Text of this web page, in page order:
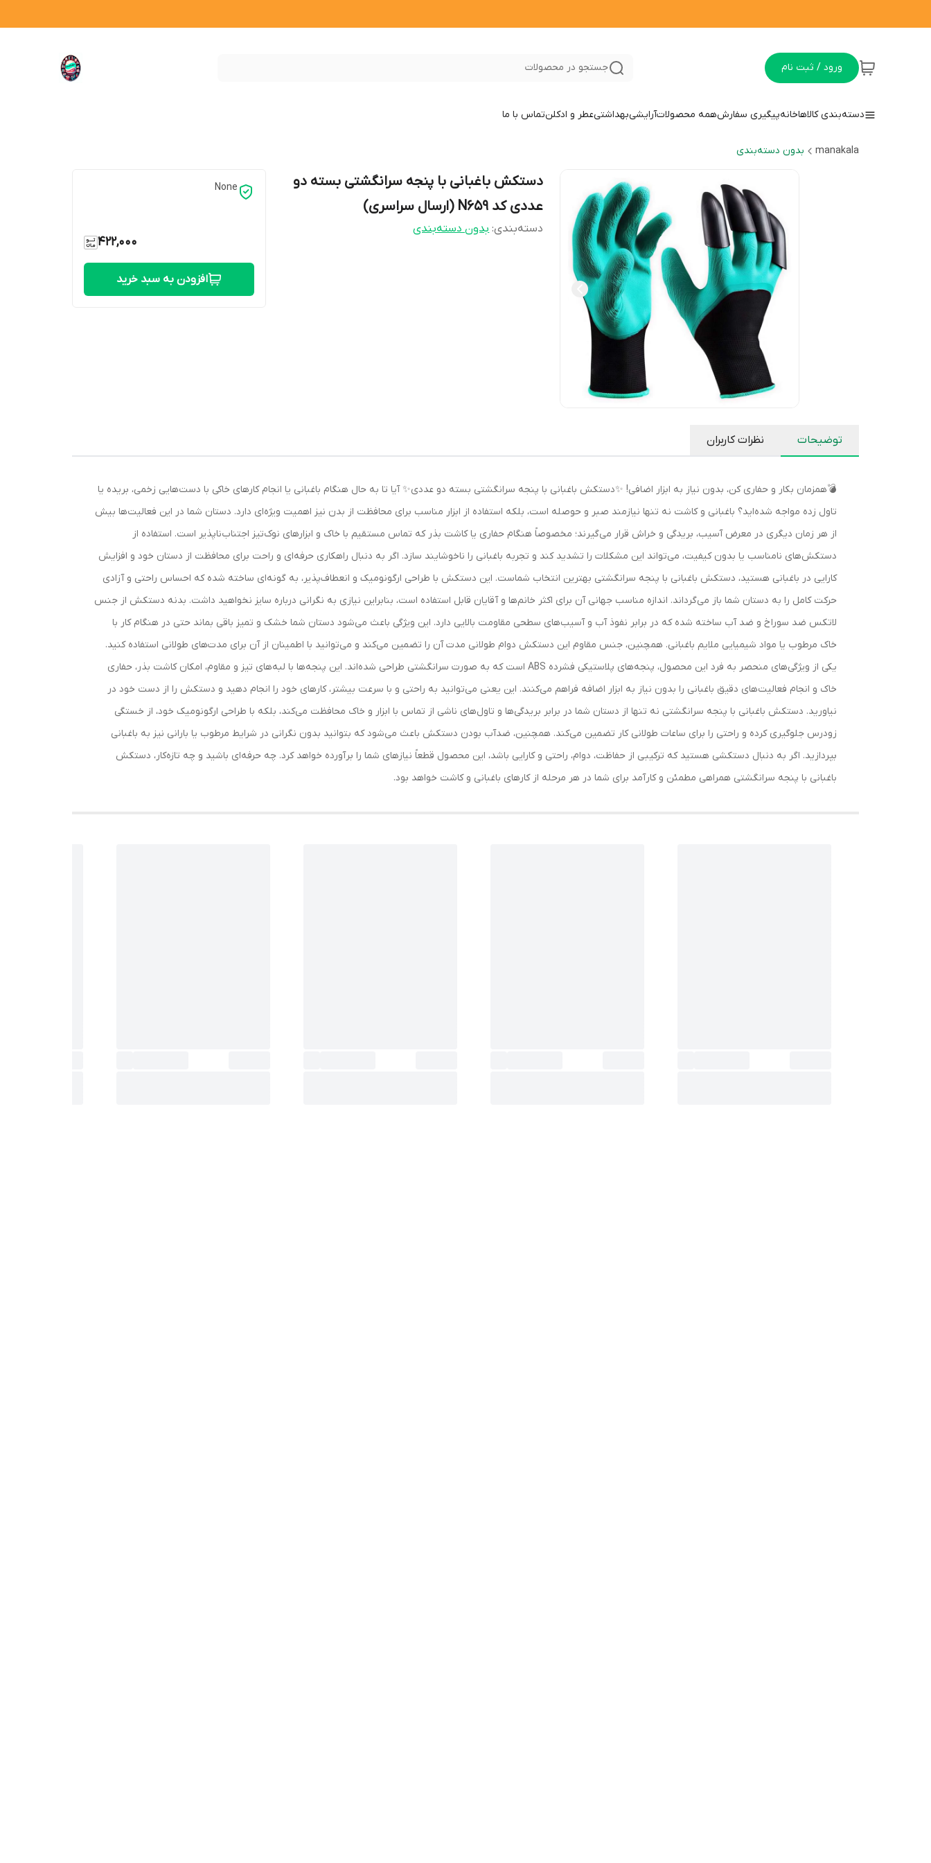
ورود / ثبت نام جستجو در محصولات
دسته‌بندی کالاهاخانهپیگیری سفارشهمه محصولاتآرایشیبهداشتیعطر و ادکلنتماس با ما
manakala بدون دسته‌بندی
دستکش باغبانی با پنجه سرانگشتی بسته دو
عددی کد N659 (ارسال سراسری)
دسته‌بندی:بدون دسته‌بندی
None
422,000
افزودن به سبد خرید
توضیحات نظرات کاربران
💣همزمان بکار و حفاری کن، بدون نیاز به ابزار اضافی! ✨دستکش باغبانی با پنجه سرانگشتی بسته دو عددی✨ آیا تا به حال هنگام باغبانی یا انجام کارهای خاکی با دست‌هایی زخمی، بریده یا
تاول زده مواجه شده‌اید؟ باغبانی و کاشت نه تنها نیازمند صبر و حوصله است، بلکه استفاده از ابزار مناسب برای محافظت از بدن نیز اهمیت ویژه‌ای دارد. دستان شما در این فعالیت‌ها بیش
از هر زمان دیگری در معرض آسیب، بریدگی و خراش قرار می‌گیرند؛ مخصوصاً هنگام حفاری یا کاشت بذر که تماس مستقیم با خاک و ابزارهای نوک‌تیز اجتناب‌ناپذیر است. استفاده از
دستکش‌های نامناسب یا بدون کیفیت، می‌تواند این مشکلات را تشدید کند و تجربه باغبانی را ناخوشایند سازد. اگر به دنبال راهکاری حرفه‌ای و راحت برای محافظت از دستان خود و افزایش
کارایی در باغبانی هستید، دستکش باغبانی با پنجه سرانگشتی بهترین انتخاب شماست. این دستکش با طراحی ارگونومیک و انعطاف‌پذیر، به گونه‌ای ساخته شده که احساس راحتی و آزادی
حرکت کامل را به دستان شما باز می‌گرداند. اندازه مناسب جهانی آن برای اکثر خانم‌ها و آقایان قابل استفاده است، بنابراین نیازی به نگرانی درباره سایز نخواهید داشت. بدنه دستکش از جنس
لاتکس ضد سوراخ و ضد آب ساخته شده که در برابر نفوذ آب و آسیب‌های سطحی مقاومت بالایی دارد. این ویژگی باعث می‌شود دستان شما خشک و تمیز باقی بماند حتی در هنگام کار با
خاک مرطوب یا مواد شیمیایی ملایم باغبانی. همچنین، جنس مقاوم این دستکش دوام طولانی مدت آن را تضمین می‌کند و می‌توانید با اطمینان از آن برای مدت‌های طولانی استفاده کنید.
یکی از ویژگی‌های منحصر به فرد این محصول، پنجه‌های پلاستیکی فشرده ABS است که به صورت سرانگشتی طراحی شده‌اند. این پنجه‌ها با لبه‌های تیز و مقاوم، امکان کاشت بذر، حفاری
خاک و انجام فعالیت‌های دقیق باغبانی را بدون نیاز به ابزار اضافه فراهم می‌کنند. این یعنی می‌توانید به راحتی و با سرعت بیشتر، کارهای خود را انجام دهید و دستکش را از دست خود در
نیاورید. دستکش باغبانی با پنجه سرانگشتی نه تنها از دستان شما در برابر بریدگی‌ها و تاول‌های ناشی از تماس با ابزار و خاک محافظت می‌کند، بلکه با طراحی ارگونومیک خود، از خستگی
زودرس جلوگیری کرده و راحتی را برای ساعات طولانی کار تضمین می‌کند. همچنین، ضدآب بودن دستکش باعث می‌شود که بتوانید بدون نگرانی در شرایط مرطوب یا بارانی نیز به باغبانی
بپردازید. اگر به دنبال دستکشی هستید که ترکیبی از حفاظت، دوام، راحتی و کارایی باشد، این محصول قطعاً نیازهای شما را برآورده خواهد کرد. چه حرفه‌ای باشید و چه تازه‌کار، دستکش
باغبانی با پنجه سرانگشتی همراهی مطمئن و کارآمد برای شما در هر مرحله از کارهای باغبانی و کاشت خواهد بود.